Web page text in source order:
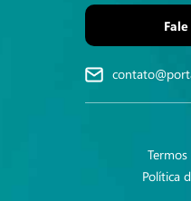
Política